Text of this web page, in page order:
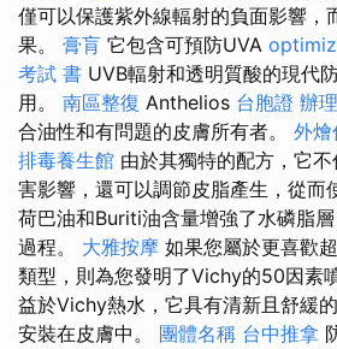
僅可以保護紫外線輻射的負面影響，
果。 膏肓 它包含可預防UVA
考試 書 UVB輻射和透明質酸的現代
用。 南區整復 Anthelios 台胞證 辦理
合油性和有問題的皮膚所有者。 外燴
排毒養生館 由於其獨特的配方，它
害影響，還可以調節皮脂產生，從而
荷巴油和Buriti油含量增強了水磷脂
過程。 大雅按摩 如果您屬於更喜歡
類型，則為您發明了Vichy的50因素
益於Vichy熱水，它具有清新且舒緩
安裝在皮膚中。 團體名稱 台中推拿